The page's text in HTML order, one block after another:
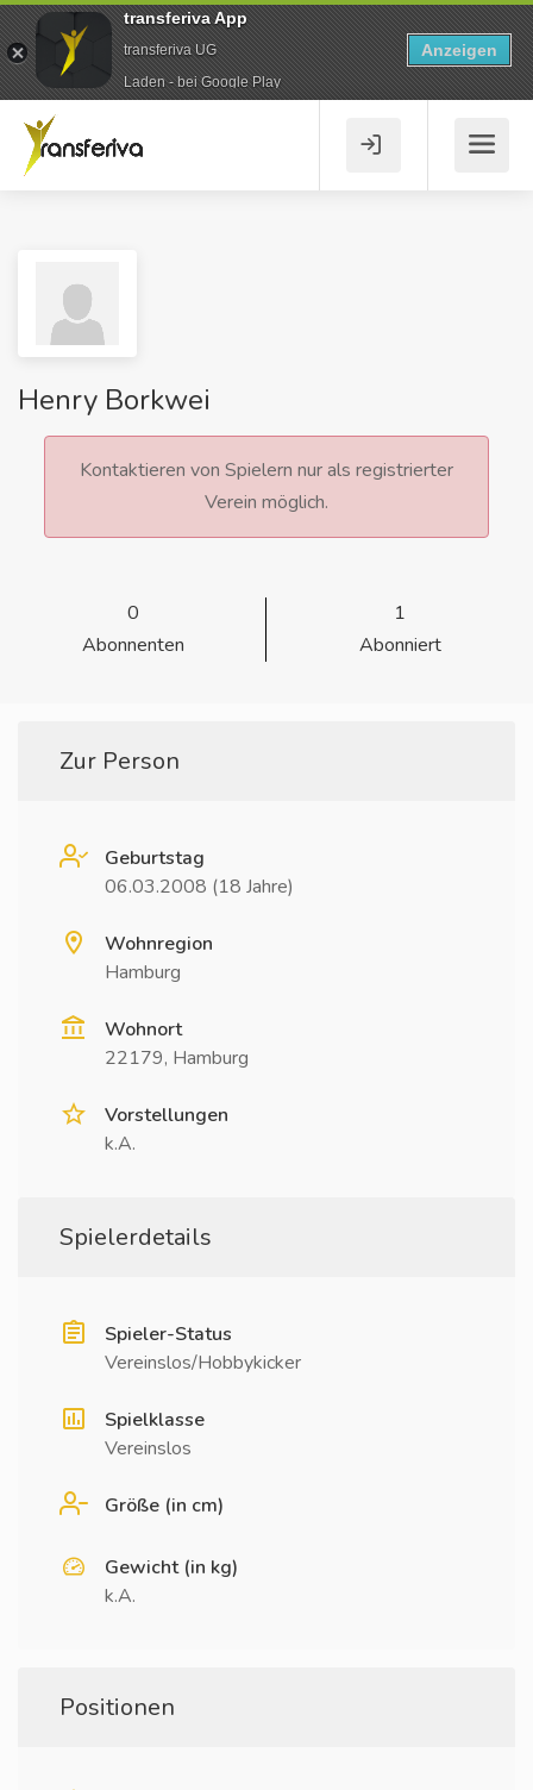
Henry Borkwei
Kontaktieren von Spielern nur als registrierter
Verein möglich.
0
Abonnenten
1
Abonniert
Zur Person
Geburtstag
06.03.2008 (18 Jahre)
Wohnregion
Hamburg
Wohnort
22179, Hamburg
Vorstellungen
k.A.
Spielerdetails
Spieler-Status
Vereinslos/Hobbykicker
Spielklasse
Vereinslos
Größe (in cm)
Gewicht (in kg)
k.A.
Positionen
transferiva App
transferiva UG
Laden - bei Google Play
Anzeigen